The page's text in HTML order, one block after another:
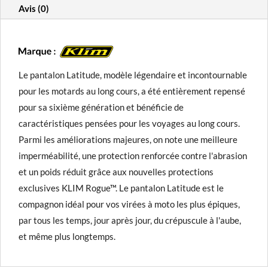
Avis (0)
Le pantalon Latitude, modèle légendaire et incontournable
pour les motards au long cours, a été entièrement repensé
pour sa sixième génération et bénéficie de
caractéristiques pensées pour les voyages au long cours.
Parmi les améliorations majeures, on note une meilleure
imperméabilité, une protection renforcée contre l'abrasion
et un poids réduit grâce aux nouvelles protections
exclusives KLIM Rogue™. Le pantalon Latitude est le
compagnon idéal pour vos virées à moto les plus épiques,
par tous les temps, jour après jour, du crépuscule à l'aube,
et même plus longtemps.